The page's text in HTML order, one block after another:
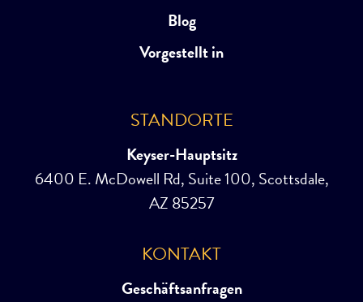
Blog
Vorgestellt in
STANDORTE
Keyser-Hauptsitz
6400 E. McDowell Rd, Suite 100, Scottsdale,
AZ 85257
KONTAKT
Geschäftsanfragen